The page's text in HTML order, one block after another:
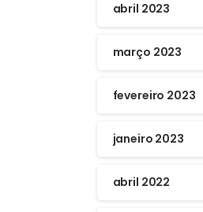
abril 2023
março 2023
fevereiro 2023
janeiro 2023
abril 2022